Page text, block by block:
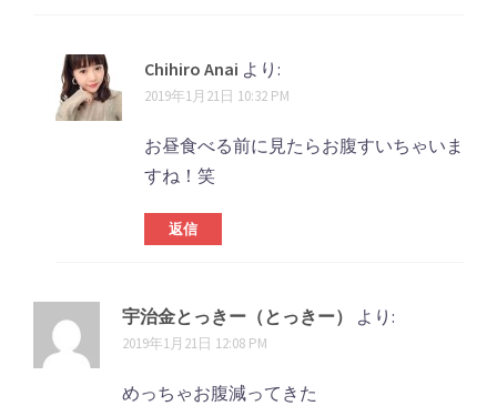
Chihiro Anai より:
2019年1月21日 10:32 PM
お昼食べる前に見たらお腹すいちゃいま
すね！笑
返信
宇治金とっきー（とっきー） より:
2019年1月21日 12:08 PM
めっちゃお腹減ってきた